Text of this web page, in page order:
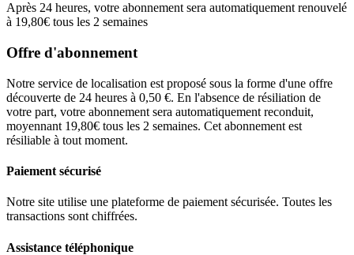
Après 24 heures, votre abonnement sera automatiquement renouvelé
à 19,80€ tous les 2 semaines
Offre d'abonnement
Notre service de localisation est proposé sous la forme d'une offre
découverte de 24 heures à 0,50 €. En l'absence de résiliation de
votre part, votre abonnement sera automatiquement reconduit,
moyennant 19,80€ tous les 2 semaines. Cet abonnement est
résiliable à tout moment.
Paiement sécurisé
Notre site utilise une plateforme de paiement sécurisée. Toutes les
transactions sont chiffrées.
Assistance téléphonique